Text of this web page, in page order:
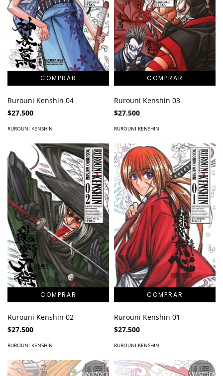
Rurouni Kenshin 04
$27.500
RUROUNI KENSHIN
Rurouni Kenshin 03
$27.500
RUROUNI KENSHIN
Rurouni Kenshin 02
$27.500
RUROUNI KENSHIN
Rurouni Kenshin 01
$27.500
RUROUNI KENSHIN
SIN STOCK SIN STOCK